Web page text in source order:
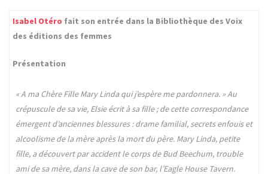
Isabel Otéro fait son entrée dans la Bibliothèque des Voix
des éditions des femmes
Présentation
« A ma Chère Fille Mary Linda qui j’espère me pardonnera. » Au
crépuscule de sa vie, Elsie écrit à sa fille ; de cette correspondance
émergent d’anciennes blessures : drame familial, secrets enfouis et
alcoolisme de la mère après la mort du père. Mary Linda, petite
fille, a découvert par accident le corps de Bud Beechum, trouble
ami de sa mère, dans la cave de son bar, l’Eagle House Tavern.